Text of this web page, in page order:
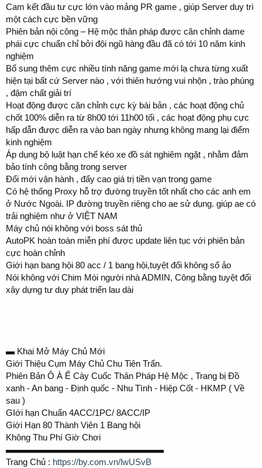
Cam kết đầu tư cực lớn vào mảng PR game , giúp Server duy trì
một cách cực bền vững
Phiên bản nội công – Hệ mộc thân pháp được căn chỉnh dame
phái cực chuẩn chỉ bởi đội ngũ hàng đầu đã có tới 10 năm kinh
nghiệm
Bổ sung thêm cực nhiều tính năng game mới lạ chưa từng xuất
hiện tại bất cứ Server nào , với thiên hướng vui nhộn , trào phúng
, đậm chất giải trí
Hoạt động được căn chỉnh cực kỳ bài bản , các hoạt động chủ
chốt 100% diễn ra từ 8h00 tới 11h00 tối , các hoạt động phụ cực
hấp dẫn được diễn ra vào ban ngày nhưng không mang lại điểm
kinh nghiệm
Áp dụng bộ luật hạn chế kéo xe đồ sát nghiêm ngặt , nhằm đảm
bảo tính công bằng trong server
Đổi mới vận hành , đẩy cao giá trị tiền vạn trong game
Có hệ thống Proxy hỗ trợ đường truyền tốt nhất cho các anh em
ở Nước Ngoài. IP đường truyền riêng cho ae sử dụng. giúp ae có
trải nghiệm như ở VIỆT NAM
Máy chủ nói không với boss sát thủ
AutoPK hoàn toàn miễn phí được update liên tục với phiên bản
cực hoàn chỉnh
Giới hạn bang hội 80 acc / 1 bang hội,tuyệt đối không số ảo
Nói không với Chim Mòi người nhà ADMIN, Công bằng tuyệt đối
xây dựng tư duy phát triển lau dài
▬ Khai Mở Máy Chủ Mới
Giới Thiệu Cụm Máy Chủ Chu Tiên Trấn.
Phiên Bản Ô À Ế Cày Cuốc Thân Pháp Hệ Mộc , Trang bị Đồ
xanh - An bang - Định quốc - Nhu Tình - Hiệp Cốt - HKMP ( Về
sau )
GIới hạn Chuẩn 4ACC/1PC/ 8ACC/IP
Giới Hạn 80 Thành Viên 1 Bang hội
Không Thu Phí Giờ Chơi
▬▬▬▬▬▬▬▬▬▬▬▬▬▬▬▬▬▬
Trang Chủ : https://by.com.vn/lwUSvB